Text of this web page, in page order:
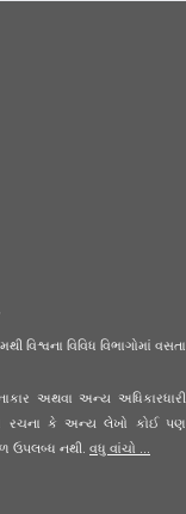
વિશ્વના વિવિધ વિભાગોમાં વસતા
અથવા અન્ય અધિકારધારી
રચના કે અન્ય લેખો કોઈ પણ
ઉપલબ્ધ નથી. વધુ વાંચો ...